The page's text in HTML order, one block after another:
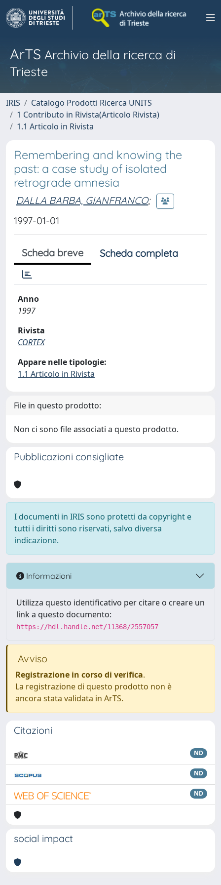
ArTS Archivio della ricerca di
Trieste
IRIS
Catalogo Prodotti Ricerca UNITS
1 Contributo in Rivista(Articolo Rivista)
1.1 Articolo in Rivista
Remembering and knowing the
past: a case study of isolated
retrograde amnesia
DALLA BARBA, GIANFRANCO;
1997-01-01
Scheda breve Scheda completa
Anno
1997
Rivista
CORTEX
Appare nelle tipologie:
1.1 Articolo in Rivista
File in questo prodotto:
Non ci sono file associati a questo prodotto.
Pubblicazioni consigliate
I documenti in IRIS sono protetti da copyright e
tutti i diritti sono riservati, salvo diversa
indicazione.
Informazioni
Utilizza questo identificativo per citare o creare un
link a questo documento:
https://hdl.handle.net/11368/2557057
Avviso
Registrazione in corso di verifica.
La registrazione di questo prodotto non è
ancora stata validata in ArTS.
Citazioni
ND
ND
ND
social impact